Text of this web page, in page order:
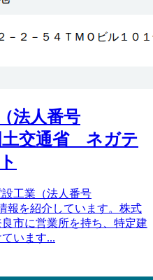
法人番号
土交通省 ネガテ
工業（法人番号
報を紹介しています。株式
市に営業所を持ち、特定建
います...